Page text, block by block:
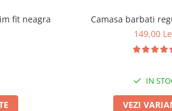
fit neagra
Camasa barbati
149,00
IN
VEZI